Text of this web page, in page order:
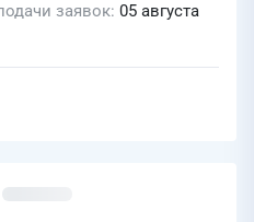
заявок 05 августа